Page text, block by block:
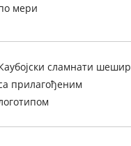
мери
сламнати шешир
прилагођеним